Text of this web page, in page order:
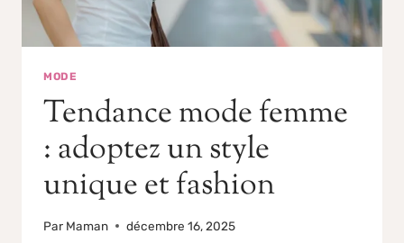
MODE
Tendance mode femme
: adoptez un style
unique et fashion
Par Maman décembre 16, 2025